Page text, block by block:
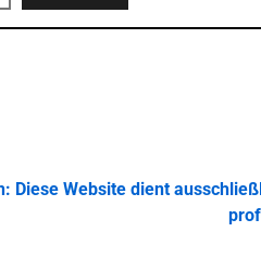
Diese Website dient